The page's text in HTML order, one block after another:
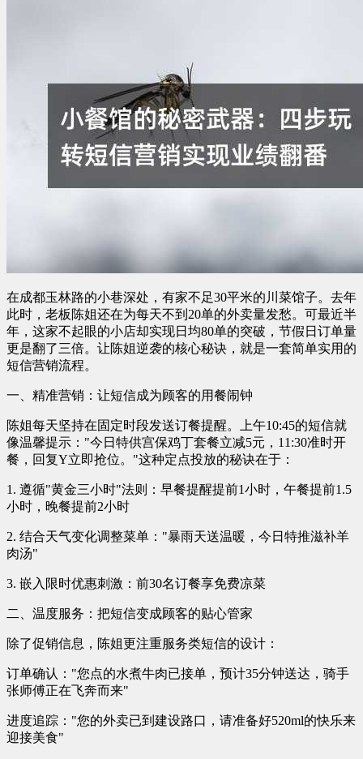
在成都玉林路的小巷深处，有家不足30平米的川菜馆子。去年
此时，老板陈姐还在为每天不到20单的外卖量发愁。可最近半
年，这家不起眼的小店却实现日均80单的突破，节假日订单量
更是翻了三倍。让陈姐逆袭的核心秘诀，就是一套简单实用的
短信营销流程。
一、精准营销：让短信成为顾客的用餐闹钟
陈姐每天坚持在固定时段发送订餐提醒。上午10:45的短信就
像温馨提示："今日特供宫保鸡丁套餐立减5元，11:30准时开
餐，回复Y立即抢位。"这种定点投放的秘诀在于：
1. 遵循"黄金三小时"法则：早餐提醒提前1小时，午餐提前1.5
小时，晚餐提前2小时
2. 结合天气变化调整菜单："暴雨天送温暖，今日特推滋补羊
肉汤"
3. 嵌入限时优惠刺激：前30名订餐享免费凉菜
二、温度服务：把短信变成顾客的贴心管家
除了促销信息，陈姐更注重服务类短信的设计：
订单确认："您点的水煮牛肉已接单，预计35分钟送达，骑手
张师傅正在飞奔而来"
进度追踪："您的外卖已到建设路口，请准备好520ml的快乐来
迎接美食"